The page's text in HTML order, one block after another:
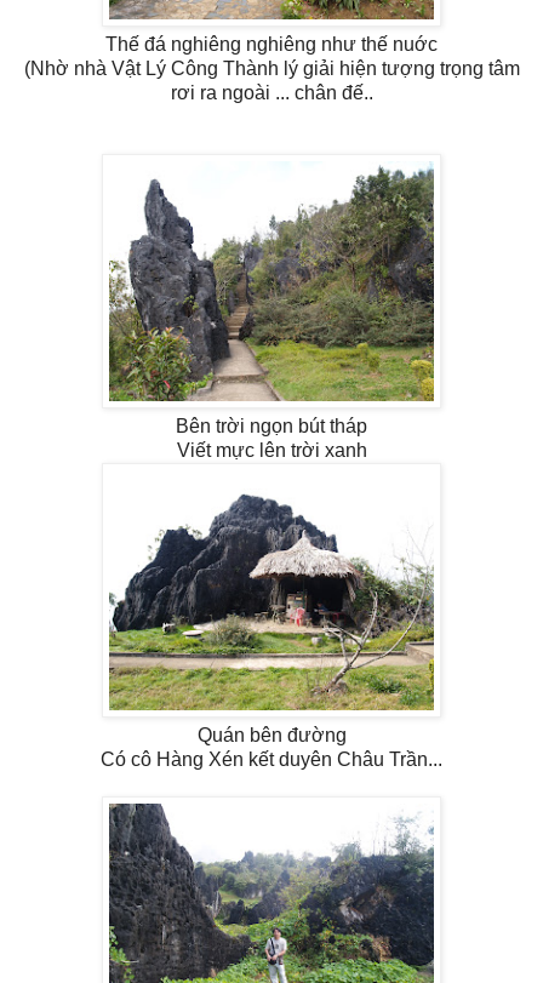
Thế đá nghiêng nghiêng như thế nuớc
(Nhờ nhà Vật Lý Công Thành lý giải hiện tượng trọng tâm
rơi ra ngoài ... chân đế..
Bên trời ngọn bút tháp
Viết mực lên trời xanh
Quán bên đường
Có cô Hàng Xén kết duyên Châu Trần...